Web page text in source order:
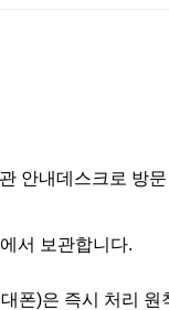
안내데스크로 방
서 보관합니다.
폰)은 즉시 처리 원